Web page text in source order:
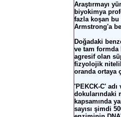
Araştırmayı
biyokimya
fazla koşan
Armstrong'a
Doğadaki
ve tam formda
agresif olan
fizyolojik
oranda ortaya
'PEKCK-C'
dokularındaki
kapsamında
sayısı şimdi